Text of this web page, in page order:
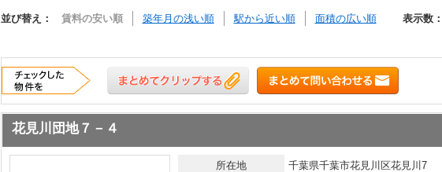
並び替え： 賃料の安い順 築年月の浅い順 駅から近い順 面積の広い順 表示数：
花見川団地７－４
所在地
千葉県千葉市花見川区花見川7